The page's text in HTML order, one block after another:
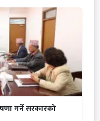
गर्ने सरकारको